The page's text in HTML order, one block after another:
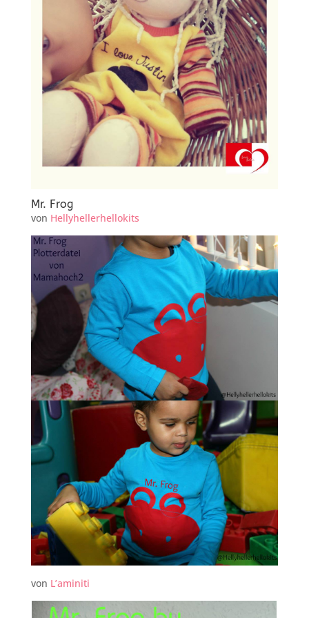
Mr. Frog
von Hellyhellerhellokits
von L’aminiti